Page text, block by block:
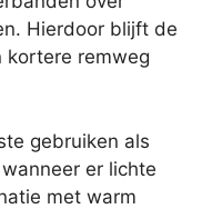
Hierdoor blijft de
kortere remweg
gebruiken als
er lichte
met warm